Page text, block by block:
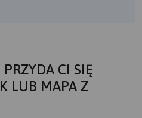
CI SIĘ
LUB MAPA Z